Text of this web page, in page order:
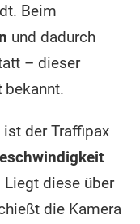
Beim
und dadurch
– dieser
bekannt.
ist der Traffipax
diese über
die Kamera